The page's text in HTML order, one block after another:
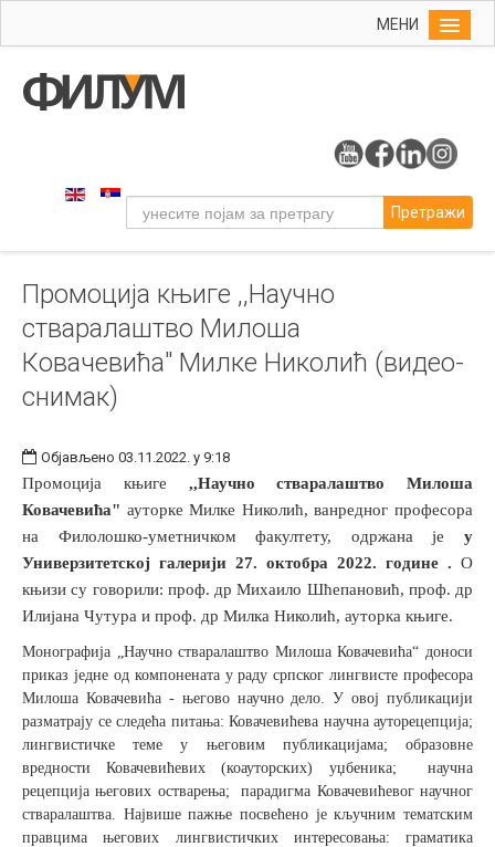
МЕНИ
Упис
Уметност
Издаваштво
Библиотека
Студенти
Међународна
Претражи
Промоција књиге ,,Научно
стваралаштво Милоша
Ковачевића" Милке Николић (видео-
снимак)
Објављено 03.11.2022. у 9:18
Промоција књиге ,,Научно стваралаштво Милоша
Ковачевића" ауторке Милке Николић, ванредног професора
на Филолошко-уметничком факултету, одржана је у
Универзитетској галерији 27. октобра 2022. године . О
књизи су говорили: проф. др Михаило Шћепановић, проф. др
Илијана Чутура и проф. др Милка Николић, ауторка књиге.
Монографија „Научно стваралаштво Милоша Ковачевића“ доноси
приказ једне од компонената у раду српског лингвисте професора
Милоша Ковачевића - његово научно дело. У овој публикацији
разматрају се следећа питања: Ковачевићева научна ауторецепција;
лингвистичке теме у његовим публикацијама; образовне
вредности Ковачевићевих (коауторских) уџбеника; научна
рецепција његових остварења; парадигма Ковачевићевог научног
стваралаштва. Највише пажње посвећено је кључним тематским
правцима његових лингвистичких интересовања: граматика